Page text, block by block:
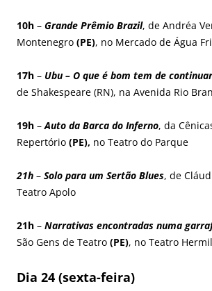
10h – Grande Prêmio Brazil, de Andréa
Montenegro (PE), no Mercado de Água
17h – Ubu – O que é bom tem de continuar
de Shakespeare (RN), na Avenida Rio
19h –Auto da Barca do Inferno, da
Repertório (PE), no Teatro do Parque
21h – Solo para um Sertão Blues, de
Teatro Apolo
21h – Narrativas encontradas numa
São Gens de Teatro (PE), no Teatro
Dia 24 (sexta-feira)